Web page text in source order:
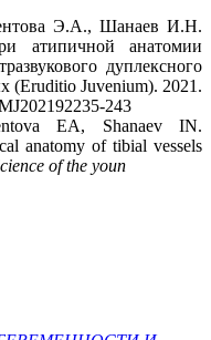
Э.А., Шанаев И.Н.
атипичной анатомии
дуплексного
(Eruditio Juvenium). 2021.
243
EA, Shanaev IN.
anatomy of tibial vessels
of the youn